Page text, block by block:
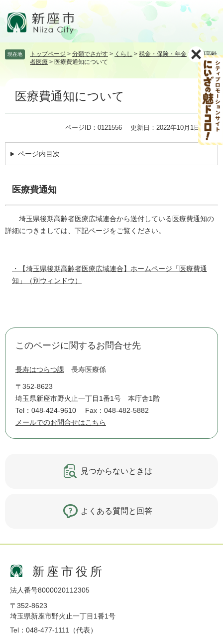
頭飛 現在地 トップページ > 分類でさがす > くらし > 税金・保険・年金 >後期高齢
者医療 > 医療費通知について
医療費通知について
ページID：0121556 更新日：2022年10月1日更新
ページ内目次
医療費通知
埼玉県後期高齢者医療広域連合から送付している医療費通知の
詳細につきましては、下記ページをご覧ください。
・【埼玉県後期高齢者医療広域連合】ホームページ「医療費通
知」（別ウィンドウ）
このページに関するお問合せ先
長寿はつらつ課 長寿医療係
〒352-8623
埼玉県新座市野火止一丁目1番1号 本庁舎1階
Tel：048-424-9610
Fax：048-482-5882
メールでのお問合せはこちら
見つからないときは
よくある質問と回答
新座市役所
法人番号8000020112305
〒352-8623
埼玉県新座市野火止一丁目1番1号
Tel：048-477-1111（代表）